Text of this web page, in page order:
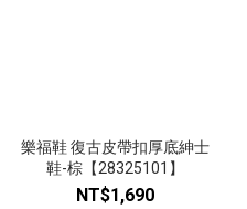
樂福鞋 復古皮帶扣厚底紳士
鞋-棕【28325101】
NT$1,690